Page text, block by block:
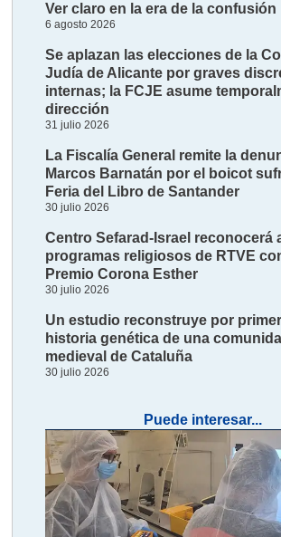
Ver claro en la era de la confusión
6 agosto 2026
Se aplazan las elecciones de la
Judía de Alicante por graves
internas; la FCJE asume
dirección
31 julio 2026
La Fiscalía General remite la
Marcos Barnatán por el boicot
Feria del Libro de Santander
30 julio 2026
Centro Sefarad-Israel reconocerá
programas religiosos de RTVE
Premio Corona Esther
30 julio 2026
Un estudio reconstruye por
historia genética de una
medieval de Cataluña
30 julio 2026
Puede interesar...